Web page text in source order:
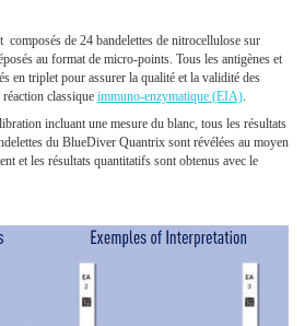
de 24 bandelettes de nitrocellulose sur
au format de micro-points. Tous les antigènes et
en triplet pour assurer la qualité et la validité des
classique immuno-enzymatique (EIA).
incluant une mesure du blanc, tous les résultats
du BlueDiver Quantrix sont révélées au moyen
et les résultats quantitatifs sont obtenus avec le